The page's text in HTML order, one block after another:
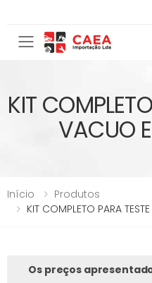
Toggle
KIT
VACUO
Início
Produtos
KIT COMPLETO PARA
Os preços